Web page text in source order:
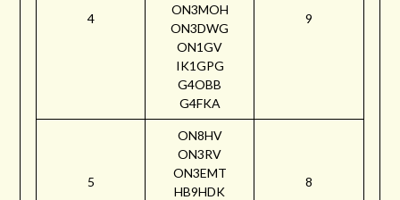
4
ON3MOH
ON3DWG
ON1GV
IK1GPG
G4OBB
G4FKA
9
5
ON8HV
ON3RV
ON3EMT
HB9HDK
8